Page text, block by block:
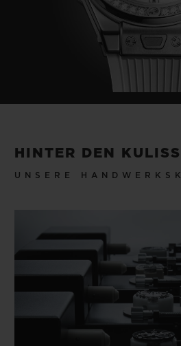
HINTER DEN
UNSERE